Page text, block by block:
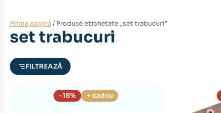
Prima pagină/ Produse etichetate „set trabucuri”
set trabucuri
FILTREAZĂ
-18% + cadou